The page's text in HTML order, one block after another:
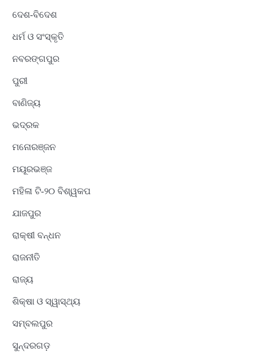
ଦେଶ-ବିଦେଶ
ଧର୍ମ ଓ ସଂସ୍କୃତି
ନବରଙ୍ଗପୁର
ପୁରୀ
ବାଣିଜ୍ୟ
ଭଦ୍ରକ
ମନୋରଞ୍ଜନ
ମୟୂରଭଞ୍ଜ
ମହିଳା ଟି-୨୦ ବିଶ୍ୱକପ
ଯାଜପୁର
ରାକ୍ଷୀ ବନ୍ଧନ
ରାଜନୀତି
ରାଜ୍ୟ
ଶିକ୍ଷା ଓ ସ୍ୱାସ୍ଥ୍ୟ
ସମ୍ବଲପୁର
ସୁନ୍ଦରଗଡ଼